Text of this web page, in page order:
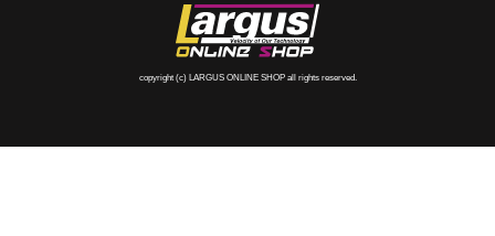
copyright (c) LARGUS ONLINE SHOP all rights reserved.